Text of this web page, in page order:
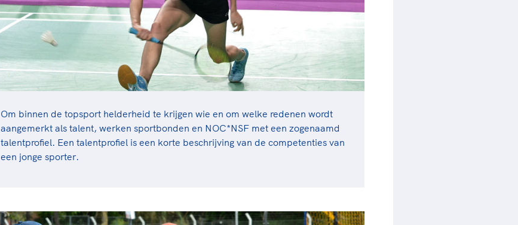
Om binnen de topsport helderheid te krijgen wie en om welke redenen wordt
aangemerkt als talent, werken sportbonden en NOC*NSF met een zogenaamd
talentprofiel. Een talentprofiel is een korte beschrijving van de competenties van
een jonge sporter.